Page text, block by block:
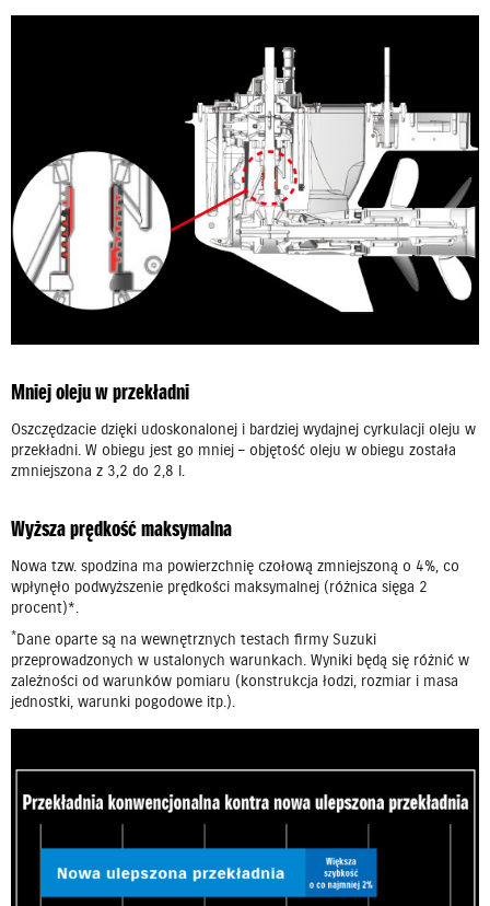
Mniej oleju w przekładni
Oszczędzacie dzięki udoskonalonej i bardziej wydajnej cyrkulacji oleju w
przekładni. W obiegu jest go mniej – objętość oleju w obiegu została
zmniejszona z 3,2 do 2,8 l.
Wyższa prędkość maksymalna
Nowa tzw. spodzina ma powierzchnię czołową zmniejszoną o 4%, co
wpłynęło podwyższenie prędkości maksymalnej (różnica sięga 2
procent)*.
*Dane oparte są na wewnętrznych testach firmy Suzuki
przeprowadzonych w ustalonych warunkach. Wyniki będą się różnić w
zależności od warunków pomiaru (konstrukcja łodzi, rozmiar i masa
jednostki, warunki pogodowe itp.).